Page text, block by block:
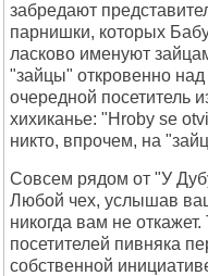
забредают
парнишки, которых
ласково именуют
"зайцы" откровенно
очередной посетитель
хихиканье: "Hroby se
никто, впрочем, на
Совсем рядом от "У
Любой чех, услышав
никогда вам не
посетителей пивняка
собственной